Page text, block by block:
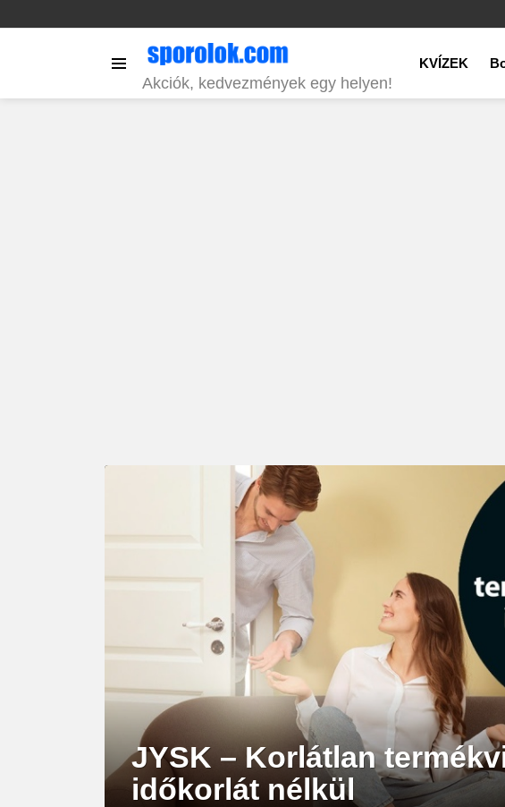
Akciók, kedvezmények egy helyen!
KVÍZEK
JYSK – Korlátlan
időkorlát nélkül